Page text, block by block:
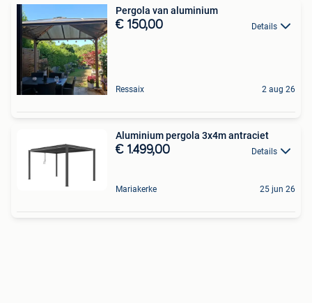
Pergola van aluminium
€ 150,00 Details
Ressaix 2 aug 26
Aluminium pergola 3x4m antraciet
€ 1.499,00 Details
Mariakerke 25 jun 26